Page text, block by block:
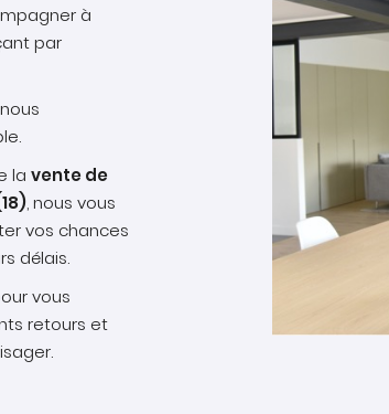
à
par
la vente de
, nous vous
vos chances
délais.
vous
retours et